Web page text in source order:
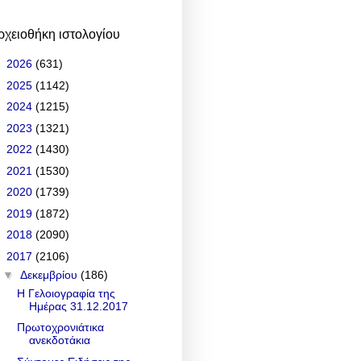
ιστολογίου
2026 (631)
2025 (1142)
2024 (1215)
2023 (1321)
2022 (1430)
2021 (1530)
2020 (1739)
2019 (1872)
2018 (2090)
2017 (2106)
▼ Δεκεμβρίου (186)
Η Γελοιογραφία της
Ημέρας 31.12.2017
Πρωτοχρονιάτικα
ανεκδοτάκια